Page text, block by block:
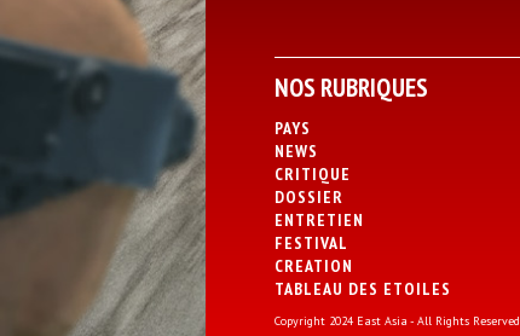
NOS RUBRIQUES
PAYS
NEWS
CRITIQUE
DOSSIER
ENTRETIEN
FESTIVAL
CREATION
TABLEAU DES ETOILES
Copyright 2024 East Asia - All Rights Reserved